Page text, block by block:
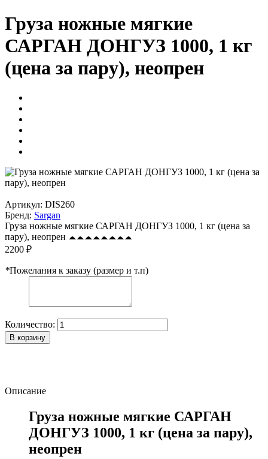
Груза ножные мягкие
САРГАН ДОНГУЗ 1000, 1 кг
(цена за пару), неопрен
Артикул: DIS260
Бренд: Sargan
Груза ножные мягкие САРГАН ДОНГУЗ 1000, 1 кг (цена за
пару), неопрен
2200 ₽
*Пожелания к заказу (размер и т.п)
Количество:
В корзину
Описание
Груза ножные мягкие САРГАН
ДОНГУЗ 1000, 1 кг (цена за пару),
неопрен